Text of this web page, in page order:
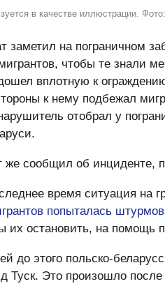
в качестве иллюстрации.
заметил на пограничном
чтобы те знали
вплотную к
к нему подбежал
отобрал у
же сообщил об инциденте,
время ситуация на
попыталась
их остановить, на помощь
до этого польско-
Туск. Это произошло